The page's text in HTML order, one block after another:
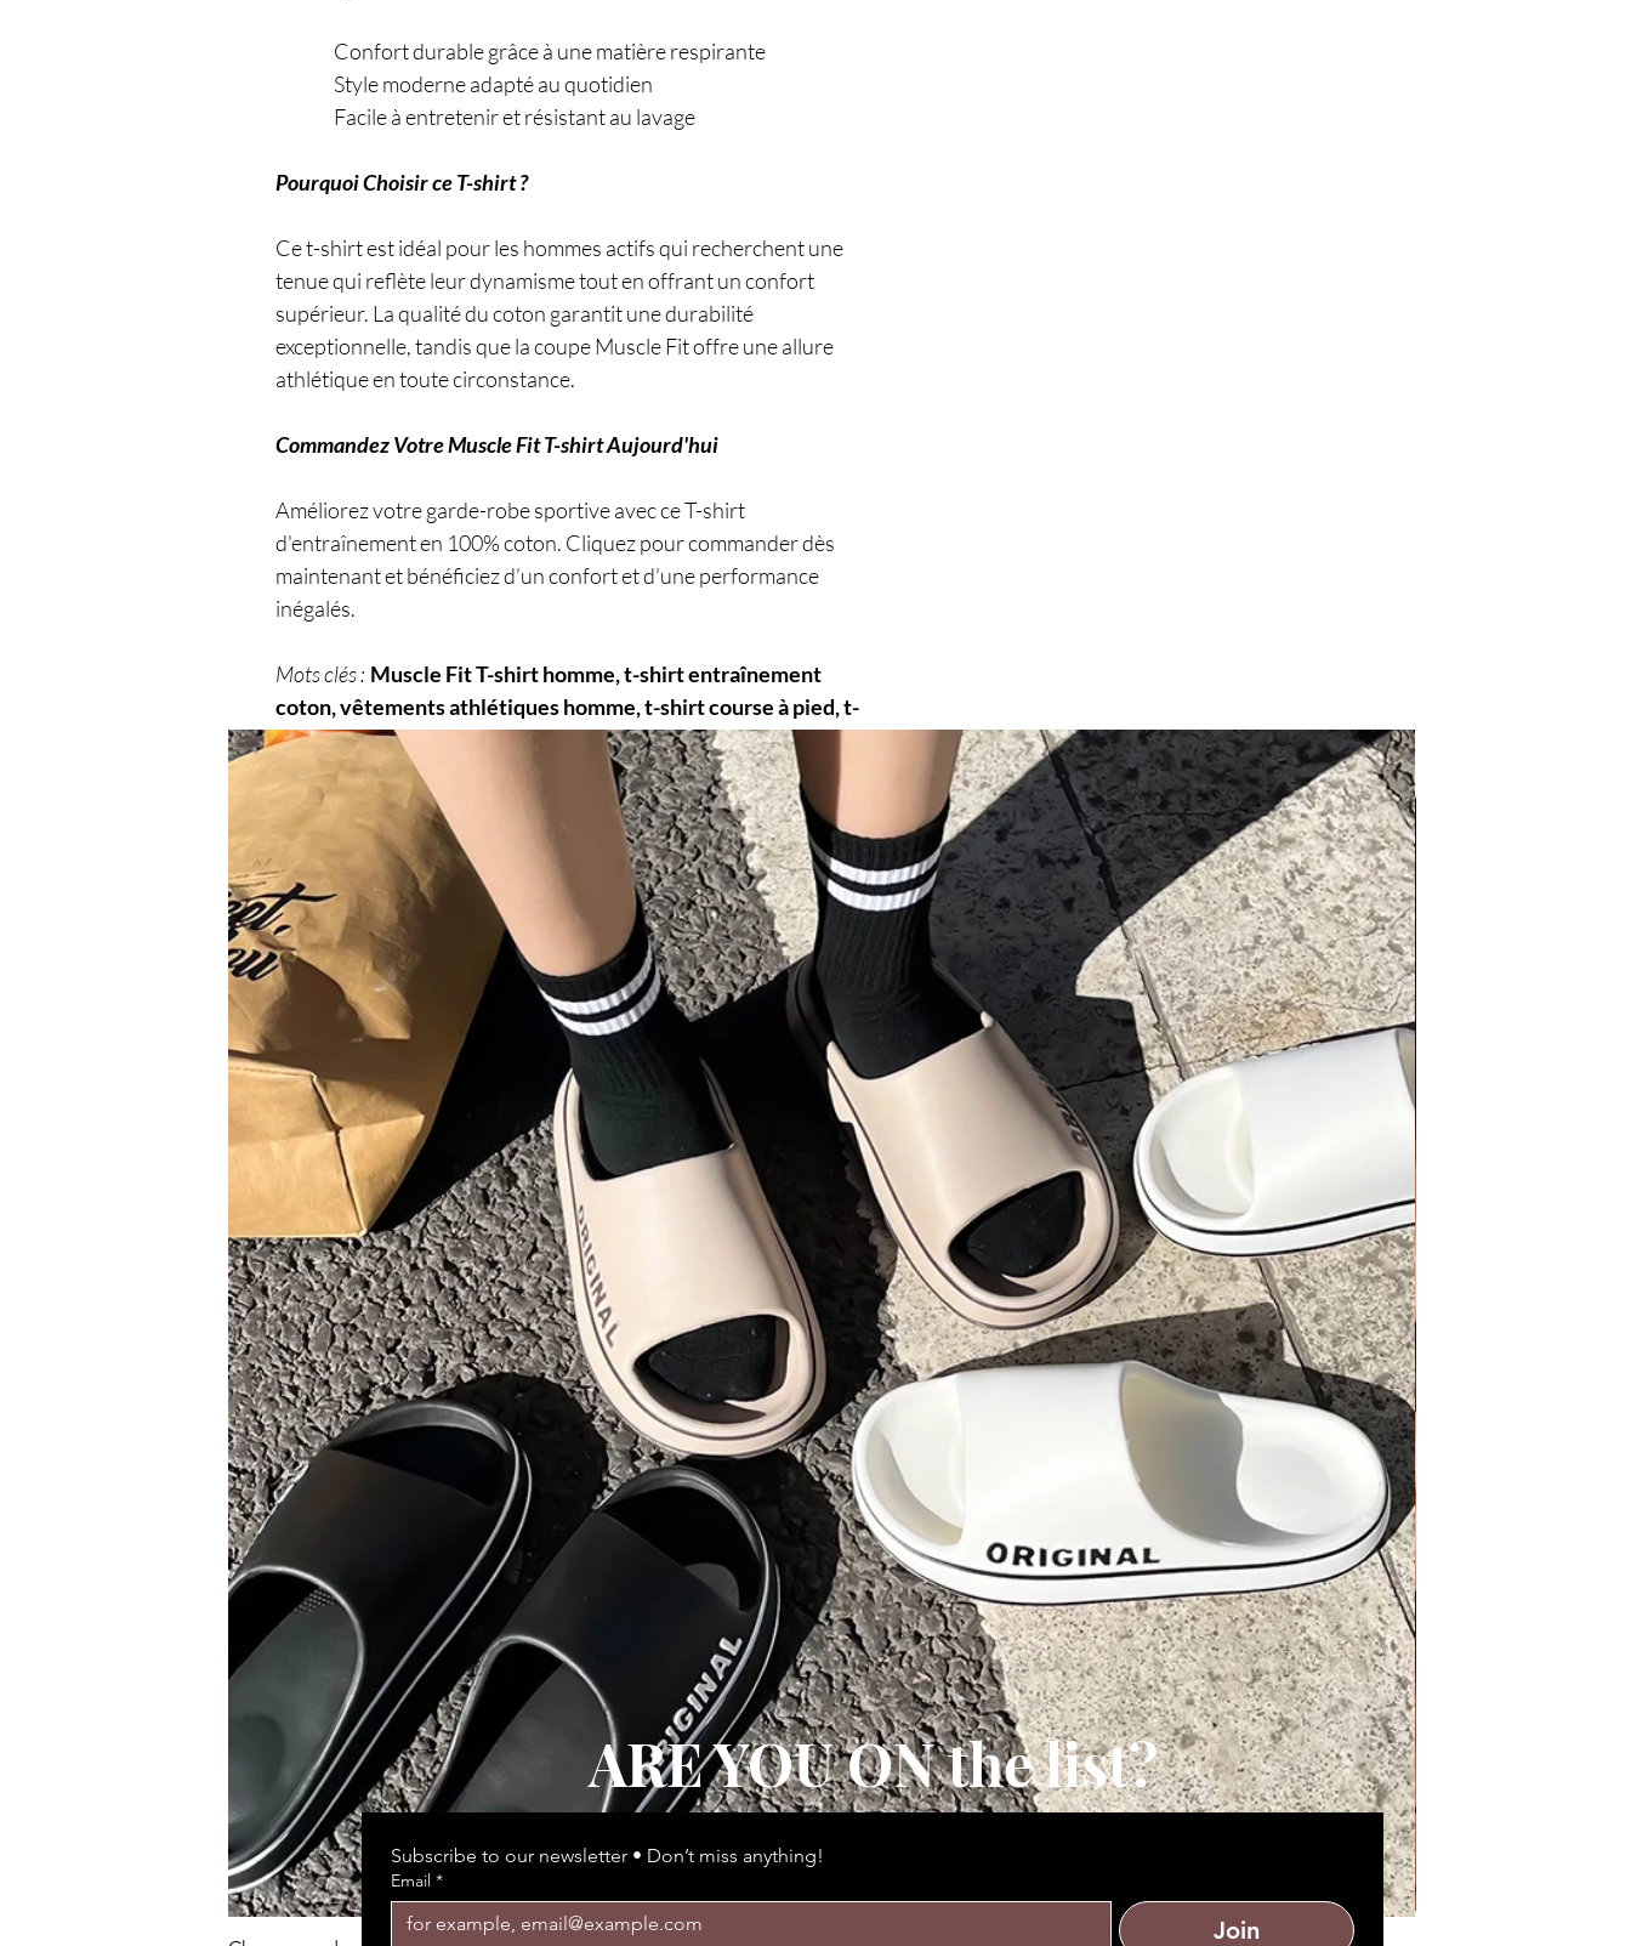
Confort durable grâce à une matière respirante
Style moderne adapté au quotidien
Facile à entretenir et résistant au lavage
Pourquoi Choisir ce T-shirt ?
Ce t-shirt est idéal pour les hommes actifs qui recherchent une
tenue qui reflète leur dynamisme tout en offrant un confort
supérieur. La qualité du coton garantit une durabilité
exceptionnelle, tandis que la coupe Muscle Fit offre une allure
athlétique en toute circonstance.
Commandez Votre Muscle Fit T-shirt Aujourd'hui
Améliorez votre garde-robe sportive avec ce T-shirt
d'entraînement en 100% coton. Cliquez pour commander dès
maintenant et bénéficiez d’un confort et d’une performance
inégalés.
Mots clés : Muscle Fit T-shirt homme, t-shirt entraînement
coton, vêtements athlétiques homme, t-shirt course à pied, t-
shirt fitness, confort et performance
ARE YOU ON the list?
Subscribe to our newsletter • Don’t miss anything!
Email *
Join